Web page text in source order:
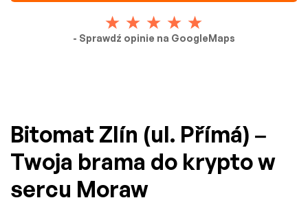
- Sprawdź opinie na GoogleMaps
Bitomat Zlín (ul. Přímá) –
Twoja brama do krypto w
sercu Moraw